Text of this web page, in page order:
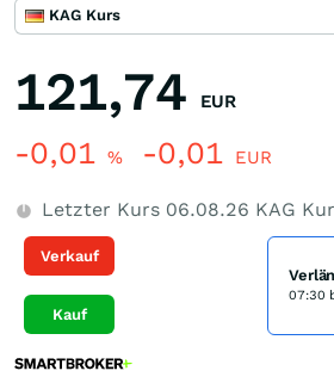
KAG Kurs
121,74 EUR
-0,01 % -0,01 EUR
Letzter Kurs 06.08.26 KAG
Verkauf
Kauf
07:30